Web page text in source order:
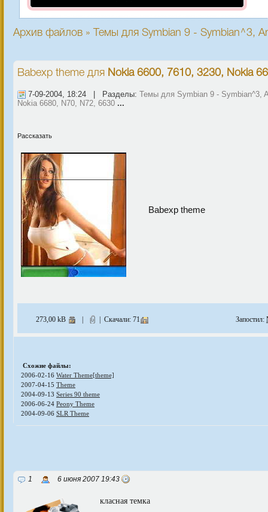
Архив файлов » Темы для Symbian 9 - Symbian^3,
Babexp theme для Nokia 6600, 7610, 3230, Nokia
7-09-2004, 18:24 | Разделы: Темы для Symbian 9 - Symbian^3,
Nokia 6680, N70, N72, 6630 ...
Рассказать
Babexp theme
273,00 kB | Скачали: 71 Запостил:
Схожие файлы:
2006-02-16 Water Theme[theme]
2007-04-15 Theme
2004-09-13 Series 90 theme
2006-06-24 Peony Theme
2004-09-06 SLR Theme
1 6 июня 2007 19:43
класная темка